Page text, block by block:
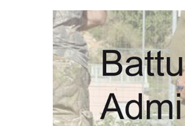
Voir
l'image
agrandie